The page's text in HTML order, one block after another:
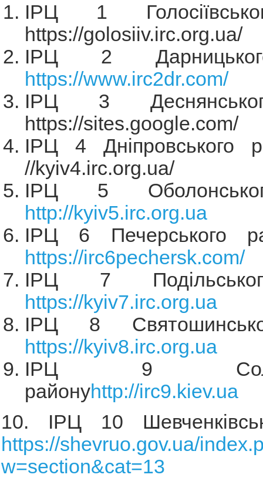
ІРЦ 1
https://golosiiv.irc.org.ua/
ІРЦ 2
https://www.irc2dr.com/
ІРЦ 3
https://sites.google.com/
ІРЦ 4 Дніпровського
//kyiv4.irc.org.ua/
ІРЦ 5
http://kyiv5.irc.org.ua
ІРЦ 6 Печерського
https://irc6pechersk.com/
ІРЦ 7
https://kyiv7.irc.org.ua
ІРЦ 8
https://kyiv8.irc.org.ua
ІРЦ 9
районуhttp://irc9.kiev.ua
10. ІРЦ 10
https://shevruo.gov.ua/
w=section&cat=13